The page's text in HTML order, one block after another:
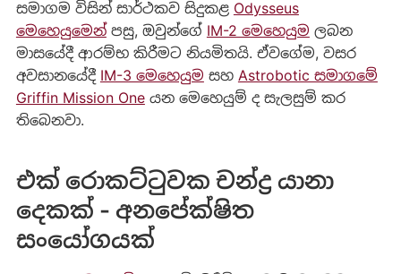
සමාගම විසින් සාර්ථකව සිදුකළ Odysseus
මෙහෙයුමෙන්පසු, ඔවුන්ගේ IM-2 මෙහෙයුම ලබන
මාසයේදී ආරම්භ කිරීමට නියමිතයි. ඒවගේම, වසර
අවසානයේදී IM-3 මෙහෙයුම සහ Astrobotic සමාගමේ
Griffin Mission Oneයන මෙහෙයුම් ද සැලසුම් කර
තිබෙනවා.
එක් රොකට්ටුවක චන්ද්‍ර යානා
දෙකක් - අනපේක්ෂිත
සංයෝගයක්